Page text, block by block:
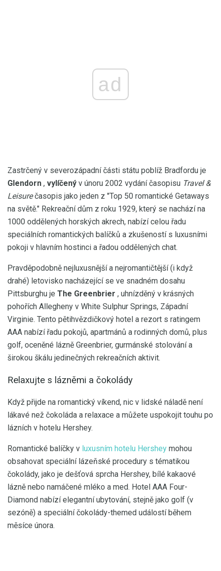
ad
Zastrčený v severozápadní části státu poblíž Bradfordu je
Glendorn , vylíčený v únoru 2002 vydání časopisu Travel &
Leisurečasopis jako jeden z "Top 50 romantické Getaways
na světě." Rekreační dům z roku 1929, který se nachází na
1000 oddělených horských akrech, nabízí celou řadu
speciálních romantických balíčků a zkušeností s luxusními
pokoji v hlavním hostinci a řadou oddělených chat.
Pravděpodobně nejluxusnější a nejromantičtější (i když
drahé) letovisko nacházející se ve snadném dosahu
Pittsburghu je The Greenbrier , uhnízděný v krásných
pohořích Allegheny v White Sulphur Springs, Západní
Virginie. Tento pětihvězdičkový hotel a rezort s ratingem
AAA nabízí řadu pokojů, apartmánů a rodinných domů, plus
golf, oceněné lázně Greenbrier, gurmánské stolování a
širokou škálu jedinečných rekreačních aktivit.
Relaxujte s lázněmi a čokolády
Když přijde na romantický víkend, nic v lidské náladě není
lákavé než čokoláda a relaxace a můžete uspokojit touhu po
lázních v hotelu Hershey.
Romantické balíčky v luxusním hotelu Hershey mohou
obsahovat speciální lázeňské procedury s tématikou
čokolády, jako je dešťová sprcha Hershey, bílé kakaové
lázně nebo namáčené mléko a med. Hotel AAA Four-
Diamond nabízí elegantní ubytování, stejně jako golf (v
sezóně) a speciální čokolády-themed událostí během
měsíce února.